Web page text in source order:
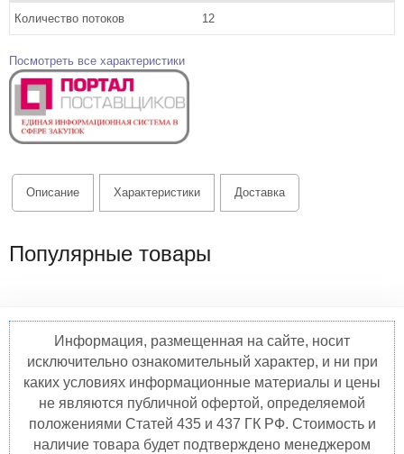
Количество потоков 12
Посмотреть все характеристики
Описание Характеристики Доставка
Популярные товары
Информация, размещенная на сайте, носит
исключительно ознакомительный характер, и ни при
каких условиях информационные материалы и цены
не являются публичной офертой, определяемой
положениями Статей 435 и 437 ГК РФ. Стоимость и
наличие товара будет подтверждено менеджером